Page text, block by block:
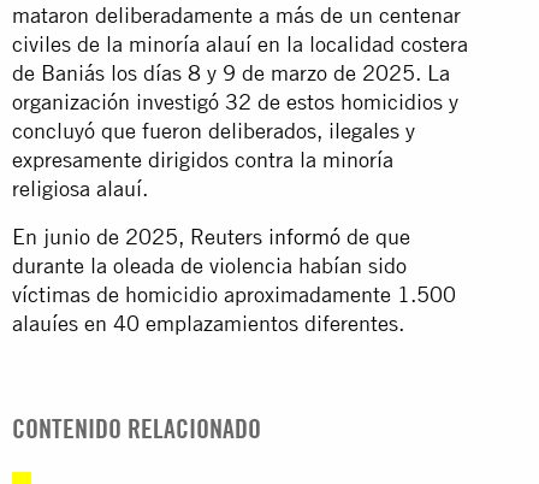
mataron deliberadamente a más de un centenar
civiles de la minoría alauí en la localidad costera
de Baniás los días 8 y 9 de marzo de 2025. La
organización investigó 32 de estos homicidios y
concluyó que fueron deliberados, ilegales y
expresamente dirigidos contra la minoría
religiosa alauí.
En junio de 2025, Reuters informó de que
durante la oleada de violencia habían sido
víctimas de homicidio aproximadamente 1.500
alauíes en 40 emplazamientos diferentes.
CONTENIDO RELACIONADO